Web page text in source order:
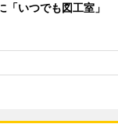
いつでも図工室」